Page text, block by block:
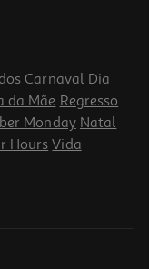
Carnaval Dia
da Mãe Regresso
Monday Natal
Hours Vida